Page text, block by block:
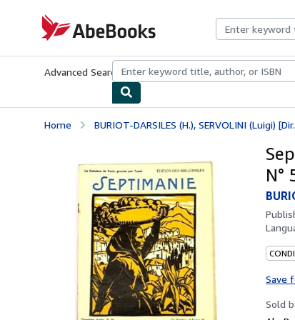
AbeBooks.com
Advanced Search Browse CollectionsRare BooksArt &
Home BURIOT-DARSILES (H.), SERVOLINI (Luigi)
N°
Save
Sold